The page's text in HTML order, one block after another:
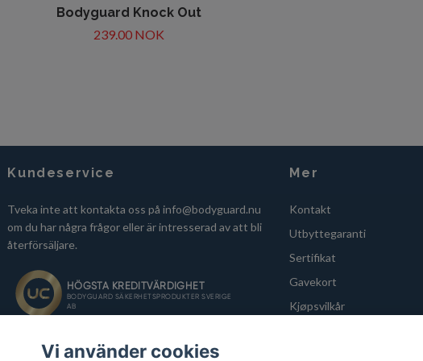
Bodyguard Knock Out
239.00 NOK
Kundeservice
Tveka inte att kontakta oss påinfo@bodyguard.nu
om du har några frågor eller är intresserad av att bli
återförsäljare.
Mer
Kontakt
Utbyttegaranti
Sertifikat
Gavekort
Kjøpsvilkår
Vi använder cookies